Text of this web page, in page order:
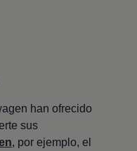
han ofrecido
sus
, por ejemplo, el